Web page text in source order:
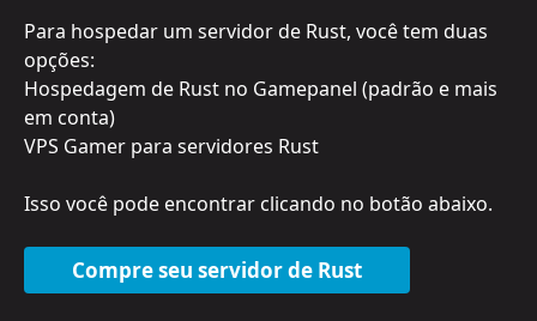
Para hospedar um servidor de Rust, você tem duas
opções:
Hospedagem de Rust no Gamepanel (padrão e mais
em conta)
VPS Gamer para servidores Rust
Isso você pode encontrar clicando no botão abaixo.
Compre seu servidor de Rust